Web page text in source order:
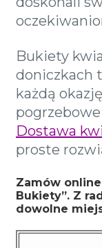
Bukiety
doniczkach
każdą
Dostawa
proste
Zamów
Bukiety”. Z
dowolne